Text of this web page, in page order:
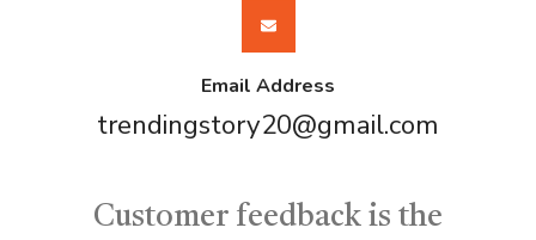
Email Address
trendingstory20@gmail.com
Customer feedback is the